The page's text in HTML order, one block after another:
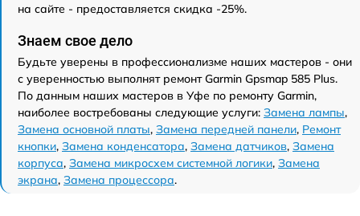
на сайте - предоставляется скидка -25%.
Знаем свое дело
Будьте уверены в профессионализме наших мастеров - они
с уверенностью выполнят ремонт Garmin Gpsmap 585 Plus.
По данным наших мастеров в Уфе по ремонту Garmin,
наиболее востребованы следующие услуги: Замена лампы,
Замена основной платы, Замена передней панели, Ремонт
кнопки, Замена конденсатора, Замена датчиков, Замена
корпуса, Замена микросхем системной логики, Замена
экрана, Замена процессора.